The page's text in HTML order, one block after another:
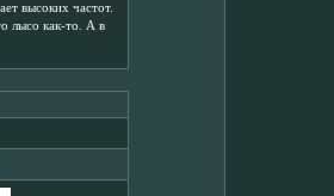
высоких частот.
лысо как-то. А в